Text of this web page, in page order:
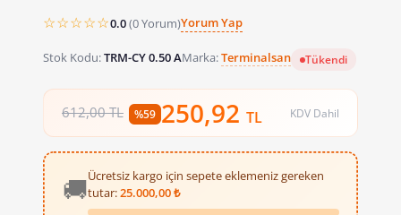
☆☆☆☆☆0.0(0 Yorum)Yorum Yap
Stok Kodu:TRM-CY 0.50 AMarka:Terminalsan Tükendi
612,00 TL %59 250,92 TL KDV Dahil
🚚Ücretsiz kargo için sepete eklemeniz gereken
tutar:25.000,00 ₺